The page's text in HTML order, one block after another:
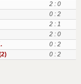
2 : 0
0 : 2
2 : 1
2 : 0
0 : 2
0 : 2